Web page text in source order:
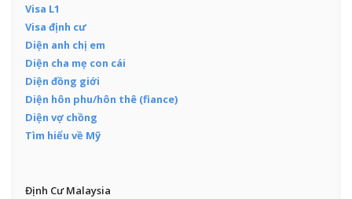
Visa L1
Visa định cư
Diện anh chị em
Diện cha mẹ con cái
Diện đồng giới
Diện hôn phu/hôn thê (fiance)
Diện vợ chồng
Tìm hiểu về Mỹ
Định Cư Malaysia